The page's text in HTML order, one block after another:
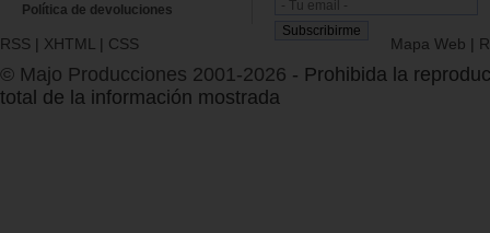
Política de devoluciones
RSS | XHTML | CSS Mapa Web |
© Majo Producciones 2001-2026 - Prohibida la
total de la información mostrada